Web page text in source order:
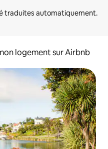
logement sur Airbnb